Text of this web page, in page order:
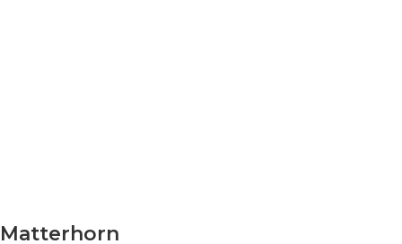
Matterhorn